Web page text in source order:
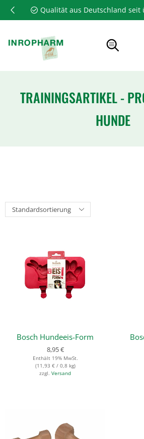
Qualität aus Deutschland seit
TRAININGSARTIKEL -
HUNDE
Bosch Hundeeis-Form
8,95€
Enthält 19% MwSt.
(11,93 €/ 0,8 kg)
zzgl. Versand